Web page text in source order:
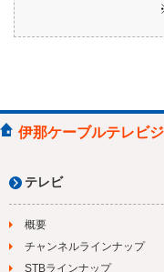
伊那ケーブルテレビ
テレビ
概要
チャンネルラインナップ
STBラインナップ